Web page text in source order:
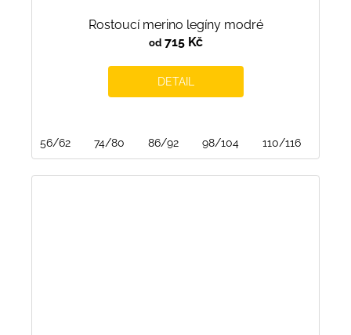
Rostoucí merino legíny modré
od715 Kč
DETAIL
56/62 74/80 86/92 98/104 110/116